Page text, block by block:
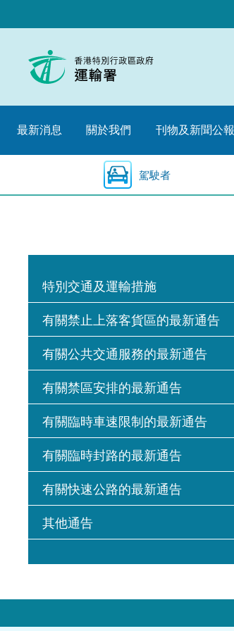
至
始
最新消息 關於我們 刊物及新聞公報
駕駛者
特別交通及運輸措施
有關禁止上落客貨區的最新通告
有關公共交通服務的最新通告
有關禁區安排的最新通告
有關臨時車速限制的最新通告
有關臨時封路的最新通告
有關快速公路的最新通告
其他通告